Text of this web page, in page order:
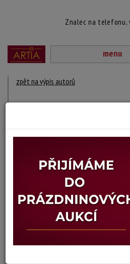
Znalec na telefonu,
menu
zpět na výpis autorů
?
DÍLA V AUKCÍCH
Maxim Seibold
74. PASTEVCI